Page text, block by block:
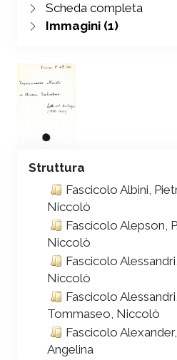
Scheda completa
Immagini (1)
Struttura
Fascicolo Albini,
Niccolò
Fascicolo Alepson,
Niccolò
Fascicolo
Niccolò
Fascicolo
Tommaseo, Niccolò
Fascicolo
Angelina